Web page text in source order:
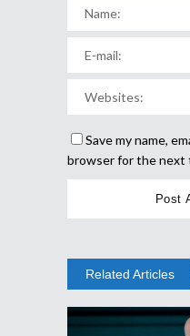
Save my name,
browser for the next
Related Articles